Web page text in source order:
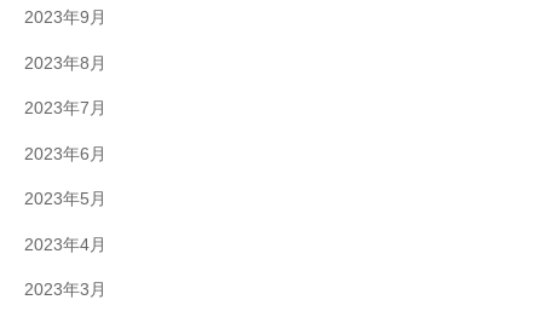
2023年9月
2023年8月
2023年7月
2023年6月
2023年5月
2023年4月
2023年3月